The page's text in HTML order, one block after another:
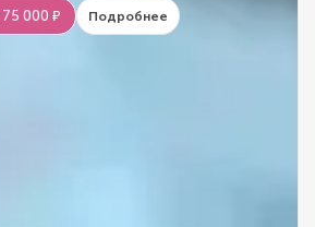
000 ₽ Подробнее